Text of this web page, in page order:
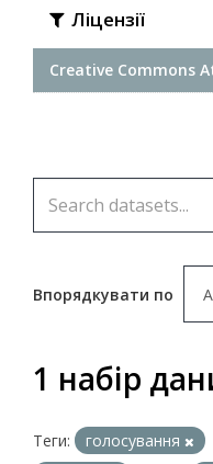
Ліцензії
Creative Commons
Впорядкувати по
1 набір
Теги: голосування